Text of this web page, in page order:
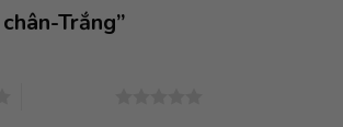
Trắng”